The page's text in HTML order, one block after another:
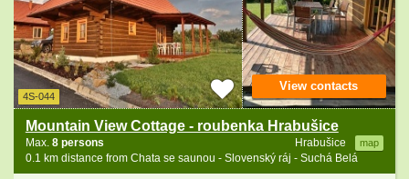
4S-044
Mountain View Cottage - roubenka Hrabušice
Hrabušice map
Max. 8 persons
0.1 km distance from Chata se saunou - Slovenský ráj - Suchá Belá
View contacts